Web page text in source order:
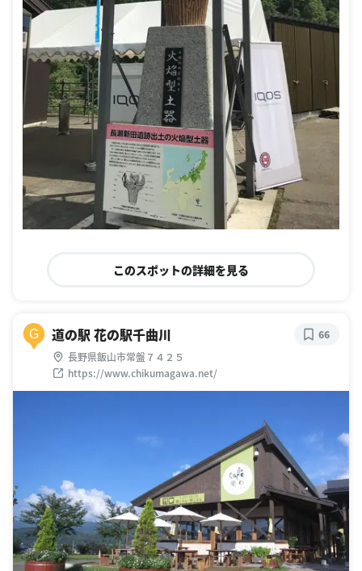
このスポットの詳細を見る
G 道の駅 花の駅千曲川
長野県飯山市常盤７４２５
https://www.chikumagawa.net/
66